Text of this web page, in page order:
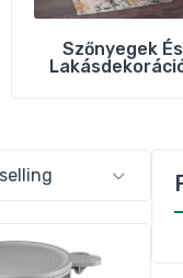
Szőnyegek És